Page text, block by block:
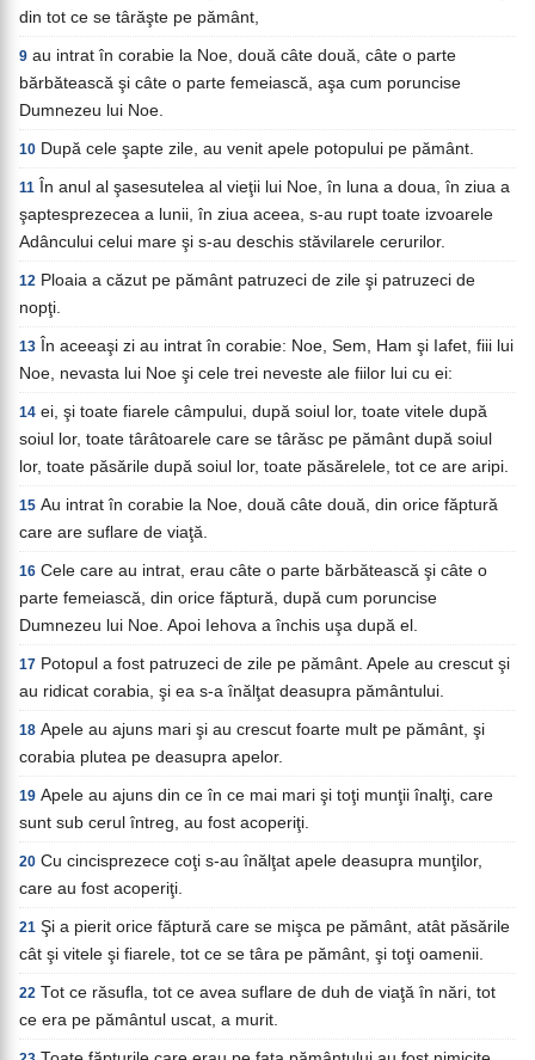
din tot ce se târăşte pe pământ,
9 au intrat în corabie la Noe, două câte două, câte o parte
bărbătească şi câte o parte femeiască, aşa cum poruncise
Dumnezeu lui Noe.
10 După cele şapte zile, au venit apele potopului pe pământ.
11
În anul al şasesutelea al vieţii lui Noe, în luna a doua, în ziua a
şaptesprezecea a lunii, în ziua aceea, s-au rupt toate izvoarele
Adâncului celui mare şi s-au deschis stăvilarele cerurilor.
12 Ploaia a căzut pe pământ patruzeci de zile şi patruzeci de
nopţi.
13
În aceeaşi zi au intrat în corabie: Noe, Sem, Ham şi Iafet, fiii lui
Noe, nevasta lui Noe şi cele trei neveste ale fiilor lui cu ei:
14 ei, şi toate fiarele câmpului, după soiul lor, toate vitele după
soiul lor, toate târâtoarele care se târăsc pe pământ după soiul
lor, toate păsările după soiul lor, toate păsărelele, tot ce are aripi.
15 Au intrat în corabie la Noe, două câte două, din orice făptură
care are suflare de viaţă.
16 Cele care au intrat, erau câte o parte bărbătească şi câte o
parte femeiască, din orice făptură, după cum poruncise
Dumnezeu lui Noe. Apoi Iehova a închis uşa după el.
17 Potopul a fost patruzeci de zile pe pământ. Apele au crescut şi
au ridicat corabia, şi ea s-a înălţat deasupra pământului.
18 Apele au ajuns mari şi au crescut foarte mult pe pământ, şi
corabia plutea pe deasupra apelor.
19 Apele au ajuns din ce în ce mai mari şi toţi munţii înalţi, care
sunt sub cerul întreg, au fost acoperiţi.
20 Cu cincisprezece coţi s-au înălţat apele deasupra munţilor,
care au fost acoperiţi.
21 Şi a pierit orice făptură care se mişca pe pământ, atât păsările
cât şi vitele şi fiarele, tot ce se târa pe pământ, şi toţi oamenii.
22 Tot ce răsufla, tot ce avea suflare de duh de viaţă în nări, tot
ce era pe pământul uscat, a murit.